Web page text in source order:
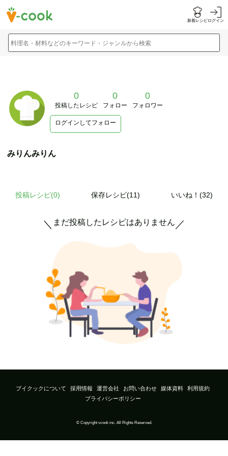
新着レシピログイン
料理名・材料などのキーワード・ジャンルから検索
0
投稿したレシピ
0
フォロー
0
フォロワー
ログインしてフォロー
みりんみりん
投稿レシピ(0) 保存レシピ(11) いいね！(32)
＼ まだ投稿したレシピはありません ／
ブイクックについて 採用情報 運営会社 お問い合わせ 媒体資料
利用規約
プライバシーポリシー
© Copyright vcook inc. All Rights Reserved.